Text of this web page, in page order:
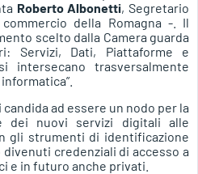
Roberto Albonetti, Segretario
della Romagna -. Il
scelto dalla Camera guarda
Servizi, Dati, Piattaforme e
intersecano trasversalmente
candida ad essere un nodo per la
dei nuovi servizi digitali alle
gli strumenti di identificazione
divenuti credenziali di accesso a
e in futuro anche privati.